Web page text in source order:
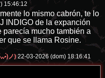
15:46:12
lo mismo cabrón, te lo
INDIGO de la expanción
mucho también a
que se llama Rosine.
ノ) 22-03-2026 (dom) 18:16:41